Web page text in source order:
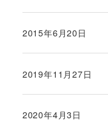
投稿日
2015年6月20日
投稿日
2019年11月27日
投稿日
2020年4月3日